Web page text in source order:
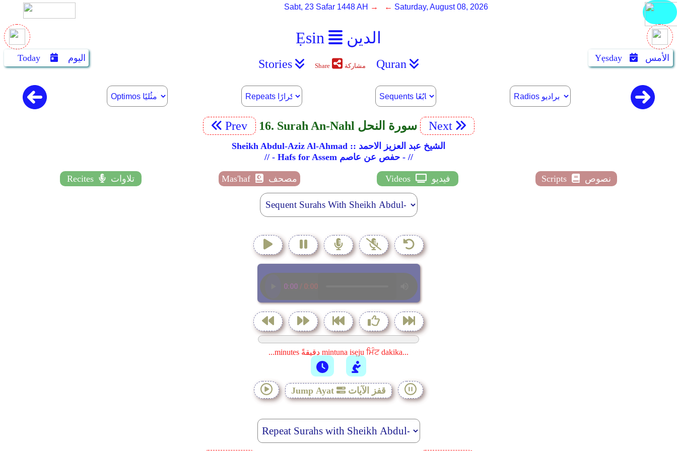
Ẹsin الدين
Sabt, 23 Safar 1448 AH → ← Saturday, August 08, 2026
Today اليوم Yẹsday الأمس Stories Share مشاركة Quran
Prev 16. Surah An-Nahl سورة النحل Next
Sheikh Abdul-Aziz Al-Ahmad :: الشيخ عبد العزيز الاحمد
// - Hafs for Assem حفص عن عاصم - //
Recites تلاوات Mas'haf مصحف Videos فيديو Scripts نصوص
...minutes دقيقةً mintuna isẹju ਮਿੰਟ dakika...
Jump Ayat قفز الآيات